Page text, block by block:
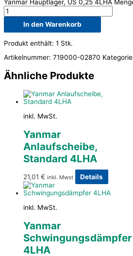
Yanmar Hauptlager, US 0,25 4LHA
In den Warenkorb
Produkt enthält: 1 Stk.
Artikelnummer: 719000-02870
Ähnliche Produkte
inkl. MwSt.
Yanmar
Anlaufscheibe,
Standard 4LHA
21,01 € inkl. Mwst Details
inkl. MwSt.
Yanmar
Schwingungsdämpfer
4LHA